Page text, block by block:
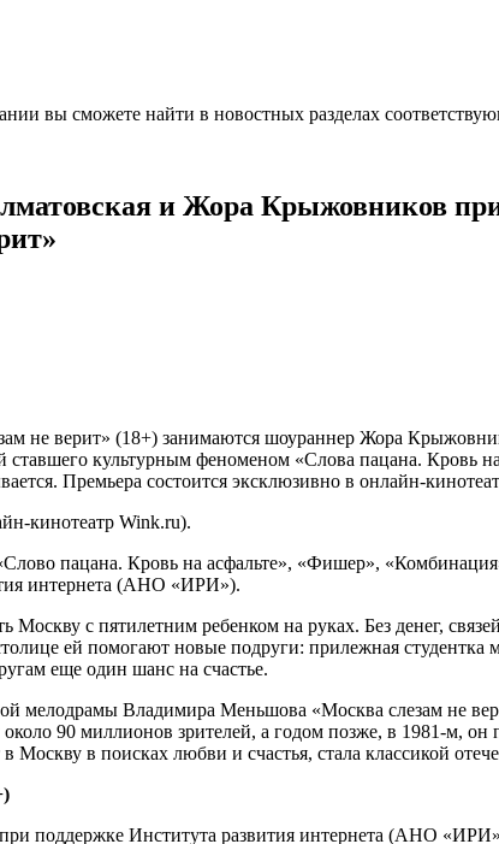
вы сможете найти в новостных разделах
и Жора Крыжовников
не верит» (18+) занимаются шоураннер Жора
культурным феноменом «‎Слова пацана. Кровь
Премьера состоится эксклюзивно в онлайн-
кинотеатр Wink.ru).
пацана. Кровь на асфальте»‎, «Фишер»,
интернета (АНО «ИРИ»).
с пятилетним ребенком на руках. Без денег,
ей помогают новые подруги: прилежная
еще один шанс на счастье.
мелодрамы Владимира Меньшова «Москва слезам не
около 90 миллионов зрителей, а годом позже, в 1981-
в поисках любви и счастья, стала классикой
поддержке Института развития интернета (АНО